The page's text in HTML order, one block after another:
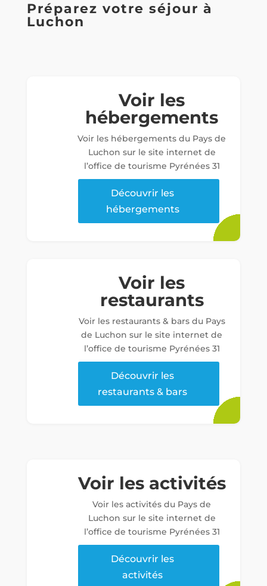
Préparez votre séjour à
Luchon
Voir les
hébergements
Voir les hébergements du Pays de
Luchon sur le site internet de
l’office de tourisme Pyrénées 31
Découvrir les
hébergements
Voir les
restaurants
Voir les restaurants & bars du Pays
de Luchon sur le site internet de
l’office de tourisme Pyrénées 31
Découvrir les
restaurants & bars
Voir les activités
Voir les activités du Pays de
Luchon sur le site internet de
l’office de tourisme Pyrénées 31
Découvrir les
activités